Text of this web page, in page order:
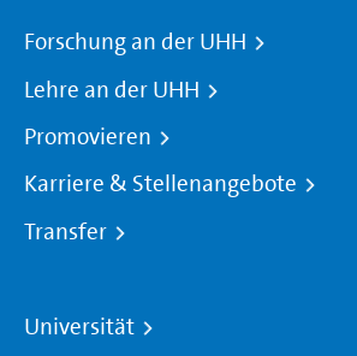
Forschung an der UHH
Lehre an der UHH
Promovieren
Karriere & Stellenangebote
Transfer
Universität